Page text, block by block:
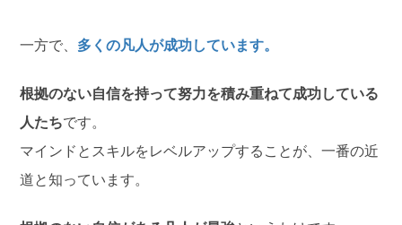
一方で、 多くの凡人が成功しています。
根拠のない自信を持って努力を積み重ねて成功している
人たちです。
マインドとスキルをレベルアップすることが、一番の近
道と知っています。